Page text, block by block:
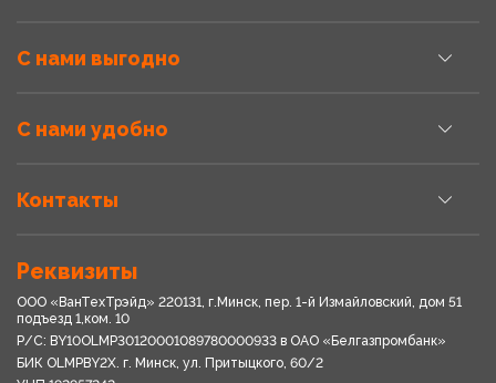
С нами выгодно
С нами удобно
Контакты
Реквизиты
ООО «ВанТехТрэйд» 220131, г.Минск, пер. 1-й Измайловский, дом 51
подъезд 1,ком. 10
Р/С: BY10OLMP30120001089780000933 в OАО «Белгазпромбанк»
БИК OLMPBY2X. г. Минск, ул. Притыцкого, 60/2